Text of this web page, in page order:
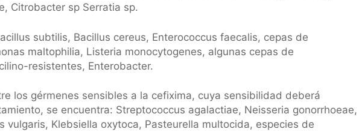
Citrobacter sp Serratia sp.
subtilis, Bacillus cereus, Enterococcus faecalis, cepas de
maltophilia, Listeria monocytogenes, algunas cepas de
resistentes, Enterobacter.
los gérmenes sensibles a la cefixima, cuya sensibilidad deberá
se encuentra: Streptococcus agalactiae, Neisseria gonorrhoeae,
vulgaris, Klebsiella oxytoca, Pasteurella multocida, especies de